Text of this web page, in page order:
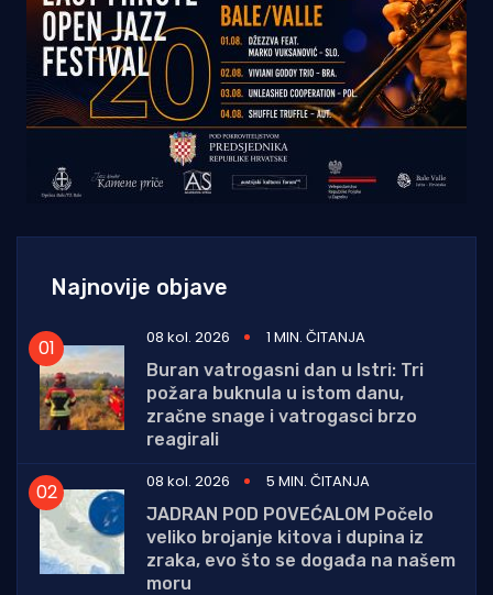
Najnovije objave
08 kol. 2026
1 MIN. ČITANJA
Buran vatrogasni dan u Istri: Tri
požara buknula u istom danu,
zračne snage i vatrogasci brzo
reagirali
08 kol. 2026
5 MIN. ČITANJA
JADRAN POD POVEĆALOM Počelo
veliko brojanje kitova i dupina iz
zraka, evo što se događa na našem
moru